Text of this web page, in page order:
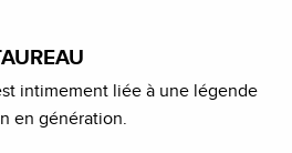
intimement liée à une légende
en génération.